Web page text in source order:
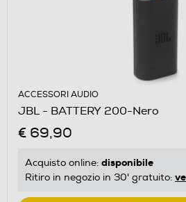
ACCESSORI AUDIO
JBL - BATTERY 200-Nero
€ 69,90
Acquisto online: disponibile
Ritiro in negozio in 30' gratuito: